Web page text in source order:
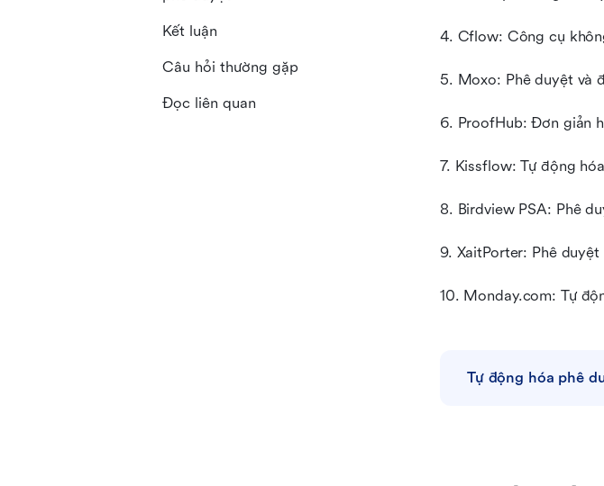
4. Cflow: Công cụ
5. Moxo: Phê duyệt và
6. ProofHub: Đơn giản
7. Kissflow: Tự động
8. Birdview PSA: Phê
9. XaitPorter: Phê
10. Monday.com: Tự
Tự động hóa phê
Kết luận
Câu hỏi thường gặp
Đọc liên quan